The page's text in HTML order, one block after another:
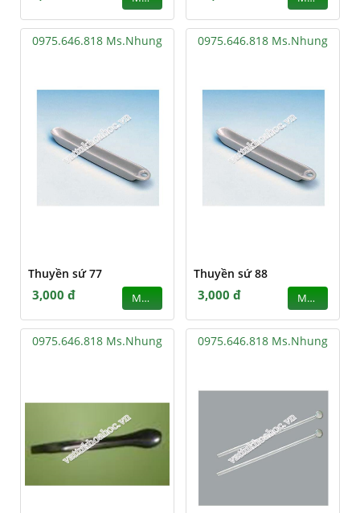
0975.646.818 Ms.Nhung
Thuyền sứ 77
3,000 đ MUA
0975.646.818 Ms.Nhung
Thuyền sứ 88
3,000 đ MUA
0975.646.818 Ms.Nhung 0975.646.818 Ms.Nhung